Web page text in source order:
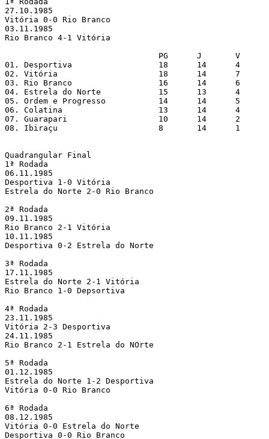
27.10.1985
Vitória 0-0 Rio Branco
03.11.1985
Rio Branco 4-1 Vitória
01. Desportiva          	18	14	4	10	0	13	8	5	64% qualified (1st round winner)
02. Vitória             	18	14	7	4	3	16	14	2	64% qualified
03. Rio Branco          	16	14	6	4	4	16	13	3	57% qualified (2nd round winner)
04. Estrela do Norte    	15	13	4	7	2	10	7	3	58% qualified
05. Ordem e Progresso   	14	14	5	4	5	15	17	-2	50%
06. Colatina            	13	14	4	5	5	9	8	1	46%
07. Guarapari           	10	14	2	6	6	9	13	-4	36%
08. Ibiraçu             	8	14	1	6	7	12	19	-7	29%
Quadrangular Final
1ª Rodada
06.11.1985
Desportiva 1-0 Vitória
Estrela do Norte 2-0 Rio Branco
2ª Rodada
09.11.1985
Rio Branco 2-1 Vitória
10.11.1985
Desportiva 0-2 Estrela do Norte
3ª Rodada
17.11.1985
Estrela do Norte 2-1 Vitória
Rio Branco 1-0 Depsortiva
4ª Rodada
23.11.1985
Vitória 2-3 Desportiva
24.11.1985
Rio Branco 2-1 Estrela do NOrte
5ª Rodada
01.12.1985
Estrela do Norte 1-2 Desportiva
Vitória 0-0 Rio Branco
6ª Rodada
08.12.1985
Vitória 0-0 Estrela do Norte
Desportiva 0-0 Rio Branco